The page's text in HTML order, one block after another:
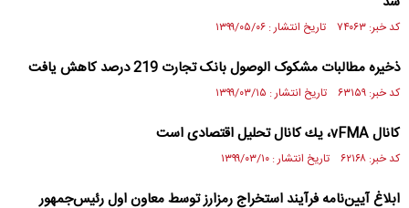
کد خبر: ۷۴۰۶۳ تاریخ انتشار : ۱۳۹۹/۰۵/۰۶
ذخیره مطالبات مشکوک الوصول بانک تجارت 219 درصد کاهش یافت
کد خبر: ۶۳۱۵۹ تاریخ انتشار : ۱۳۹۹/۰۳/۱۵
كانال vFMA، يك كانال تحليل اقتصادى است
کد خبر: ۶۲۱۶۸ تاریخ انتشار : ۱۳۹۹/۰۳/۱۰
ابلاغ آیین‌نامه فرآیند استخراج رمزارز توسط معاون اول رئیس‌جمهور